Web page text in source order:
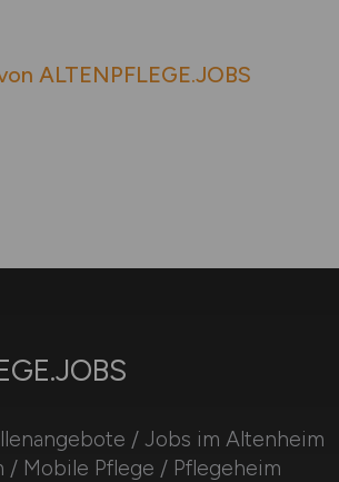
ALTENPFLEGE.JOBS
/ Jobs im Altenheim
/ Mobile Pflege / Pflegeheim